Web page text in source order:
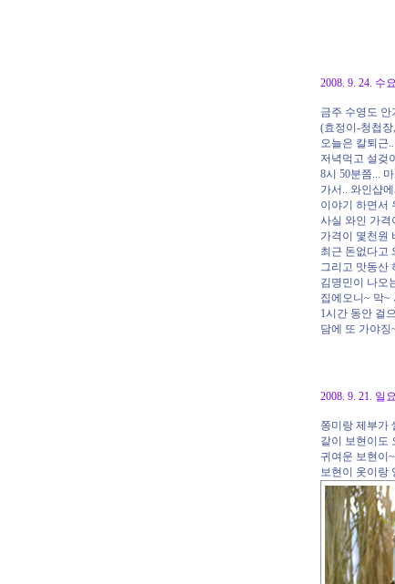
2008. 9. 24. 수
금주 수영도
(효정이-청첩
오늘은 칼퇴근
저녁먹고 설겆
8시 50분쯤...
가서.. 와인샵
이야기 하면서
사실 와인 가격
가격이 몇천원
최근 돈없다고
그리고 맛동산
김명민이 나오
집에오니~ 막~
1시간 동안 걸
담에 또 가야징
2008. 9. 21. 일
쫑미랑 제부가
같이 보현이도
귀여운 보현이
보현이 옷이랑